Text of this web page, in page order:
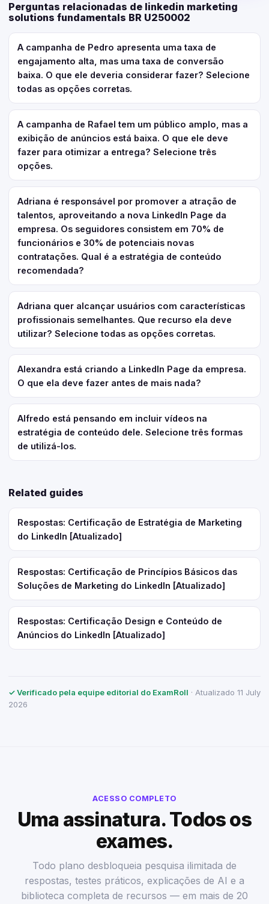
Perguntas relacionadas de linkedin marketing
solutions fundamentals BR U250002
A campanha de Pedro apresenta uma taxa de
engajamento alta, mas uma taxa de conversão
baixa. O que ele deveria considerar fazer? Selecione
todas as opções corretas.
A campanha de Rafael tem um público amplo, mas a
exibição de anúncios está baixa. O que ele deve
fazer para otimizar a entrega? Selecione três
opções.
Adriana é responsável por promover a atração de
talentos, aproveitando a nova LinkedIn Page da
empresa. Os seguidores consistem em 70% de
funcionários e 30% de potenciais novas
contratações. Qual é a estratégia de conteúdo
recomendada?
Adriana quer alcançar usuários com características
profissionais semelhantes. Que recurso ela deve
utilizar? Selecione todas as opções corretas.
Alexandra está criando a LinkedIn Page da empresa.
O que ela deve fazer antes de mais nada?
Alfredo está pensando em incluir vídeos na
estratégia de conteúdo dele. Selecione três formas
de utilizá-los.
Related guides
Respostas: Certificação de Estratégia de Marketing
do LinkedIn [Atualizado]
Respostas: Certificação de Princípios Básicos das
Soluções de Marketing do LinkedIn [Atualizado]
Respostas: Certificação Design e Conteúdo de
Anúncios do LinkedIn [Atualizado]
✓ Verificado pela equipe editorial do ExamRoll · Atualizado 11 July
2026
ACESSO COMPLETO
Uma assinatura. Todos os
exames.
Todo plano desbloqueia pesquisa ilimitada de
respostas, testes práticos, explicações de AI e a
biblioteca completa de recursos — em mais de 20